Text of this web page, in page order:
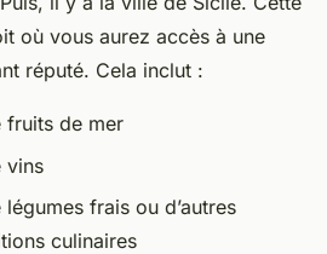
où vous aurez accès à une
réputé. Cela inclut :
fruits de mer
vins
frais ou d’autres
culinaires